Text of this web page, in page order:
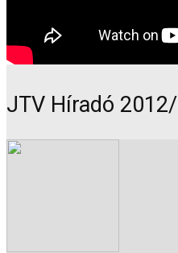
JTV Híradó